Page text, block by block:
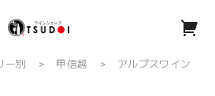
ー別 甲信越
アルプスワイン